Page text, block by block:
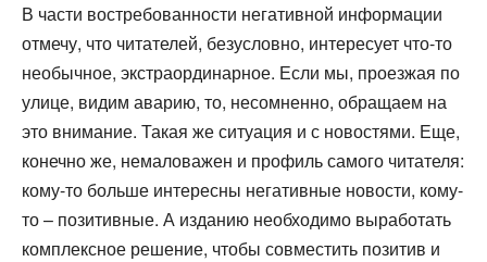
В части востребованности негативной информации
отмечу, что читателей, безусловно, интересует что-то
необычное, экстраординарное. Если мы, проезжая по
улице, видим аварию, то, несомненно, обращаем на
это внимание. Такая же ситуация и с новостями. Еще,
конечно же, немаловажен и профиль самого читателя:
кому-то больше интересны негативные новости, кому-
то – позитивные. А изданию необходимо выработать
комплексное решение, чтобы совместить позитив и